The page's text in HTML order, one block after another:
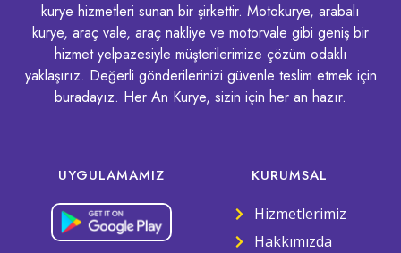
kurye hizmetleri sunan bir şirkettir. Motokurye, arabalı
kurye, araç vale, araç nakliye ve motorvale gibi geniş bir
hizmet yelpazesiyle müşterilerimize çözüm odaklı
yaklaşırız. Değerli gönderilerinizi güvenle teslim etmek için
buradayız. Her An Kurye, sizin için her an hazır.
UYGULAMAMIZ
KURUMSAL
Hizmetlerimiz
Hakkımızda